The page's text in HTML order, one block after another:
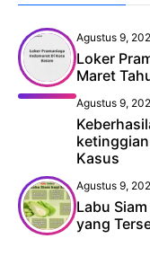
Agustus 9,
Loker
Maret
Agustus 9,
Kasus
Agustus 9,
Labu
yang